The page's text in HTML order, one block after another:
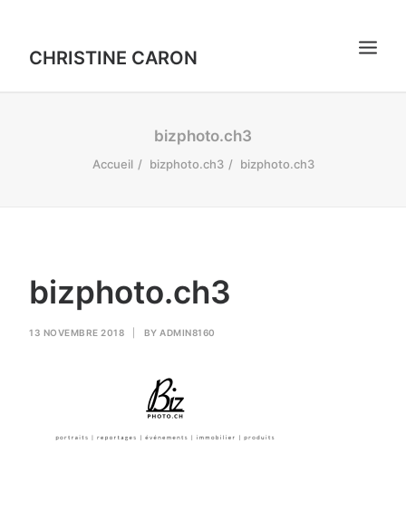
CHRISTINE CARON
bizphoto.ch3
Accueil bizphoto.ch3 bizphoto.ch3
bizphoto.ch3
13 NOVEMBRE 2018 BY ADMIN8160